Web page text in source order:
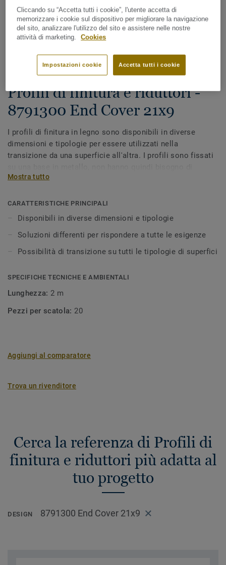
Accessori coordinati
Profili di finitura e riduttori -
8791300 End Cover 21x9
I profili di finitura in legno sono disponibili in diverse
dimensioni e tipologie per essere utilizzati nella
transizione da una superficie all'altra. I profili sono fissati
essere fissati con le viti. I riduttori vengono utilizzati per la
spessore inferiore. I riduttori forniscono uno spazio di
dilatazione in cui il parquet può muoversi. I profili di
finitura vengono utilizzati quando il pavimento deve essere
diviso per permettere il naturale movimento del legno e
possono essere utilizzati al posto delle soglie.
leggere variazioni di colore.
Mostra tutto
CARATTERISTICHE PRINCIPALI
Disponibili in diverse dimensioni e tipologie
Soluzioni differenti per rispondere a tutte le esigenze
Possibilità di transizione su tutti le tipologie di superfici
SPECIFICHE TECNICHE E AMBIENTALI
Lunghezza: 2 m
Pezzi per scatola: 20
Aggiungi al comparatore
Trova un rivenditore
Cerca la referenza di Profili di
finitura e riduttori più adatta al
tuo progetto
DESIGN 8791300 End Cover 21x9
Cliccando su “Accetta tutti i cookie”, l'utente accetta di
memorizzare i cookie sul dispositivo per migliorare la navigazione
del sito, analizzare l'utilizzo del sito e assistere nelle nostre
attività di marketing.
Cookies
Accetta tutti i cookie
Impostazioni cookie